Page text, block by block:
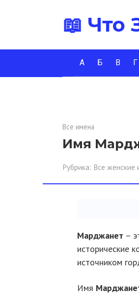
📖 Что
А Б В Г
Все имена
Имя
Рубрика: Все женские
Марджанет –
исторические
источником
Имя